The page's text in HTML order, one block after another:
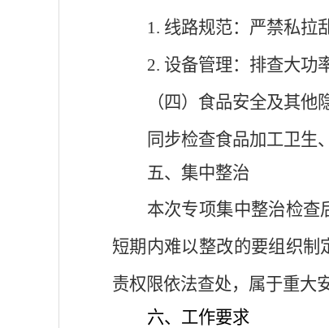
1. 线路规范：严禁私拉
2. 设备管理：排查大功
（四）食品安全及其他
同步检查食品加工卫生
五、集中整治
本次专项集中整治检查
短期内难以整改的要组织
责权限依法查处，属于重大
六、工作要求